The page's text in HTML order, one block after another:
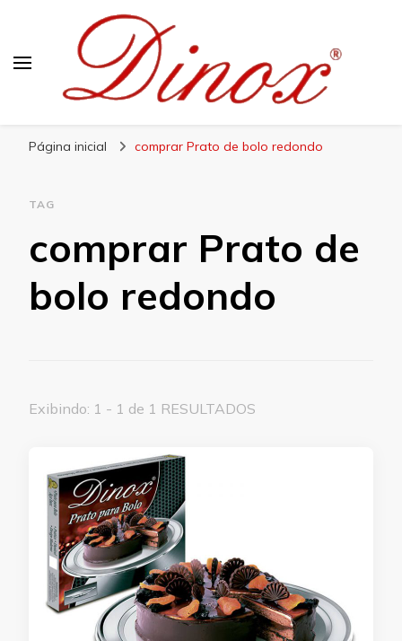
Página inicial comprar Prato de bolo redondo
TAG
comprar Prato de
bolo redondo
Exibindo: 1 - 1 de 1 RESULTADOS